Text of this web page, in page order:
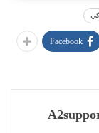
Facebook